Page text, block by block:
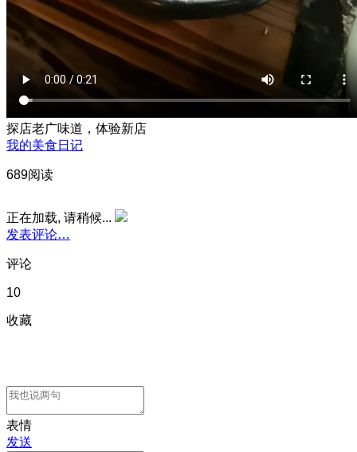
探店老广味道，体验新店
我的美食日记
689阅读
正在加载, 请稍候...
发表评论…
评论
10
收藏
表情
发送